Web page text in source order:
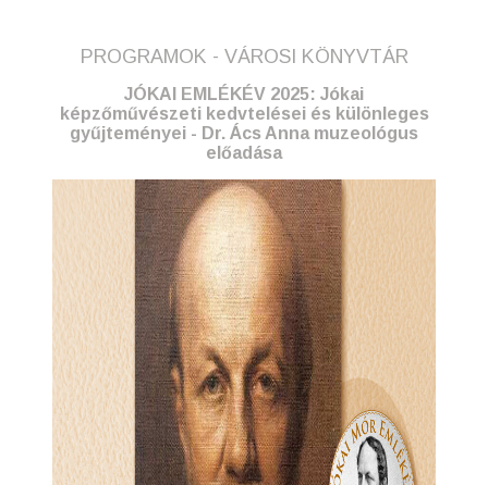
PROGRAMOK - VÁROSI KÖNYVTÁR
JÓKAI EMLÉKÉV 2025: Jókai
képzőművészeti kedvtelései és különleges
gyűjteményei - Dr. Ács Anna muzeológus
előadása